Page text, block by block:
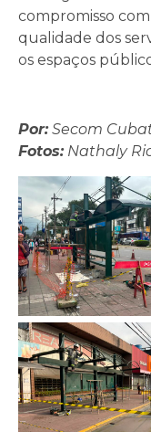
compromisso
qualidade dos
os espaços
Por:Secom
Fotos:Nathaly